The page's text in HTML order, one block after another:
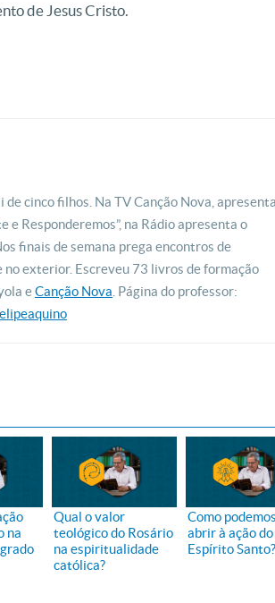
de Jesus Cristo.
cinco filhos. Na TV Canção Nova,
e Responderemos”, na Rádio apresenta o
finais de semana prega encontros de
exterior. Escreveu 73 livros de formação
eCanção Nova . Página do professor:
na
Qual o valor
teológico do Rosário
na espiritualidade
católica?
Como
abrir à ação do
Espírito Santo?
Livro O Padre: A